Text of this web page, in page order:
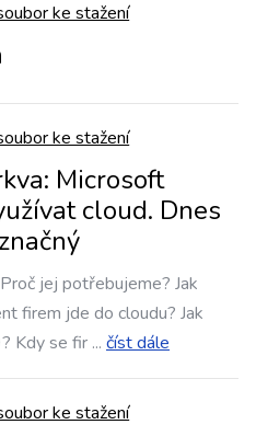
ke stažení
ke stažení
Microsoft
cloud. Dnes
jej potřebujeme? Jak
firem jde do cloudu? Jak
Kdy se fir ... číst dále
ke stažení